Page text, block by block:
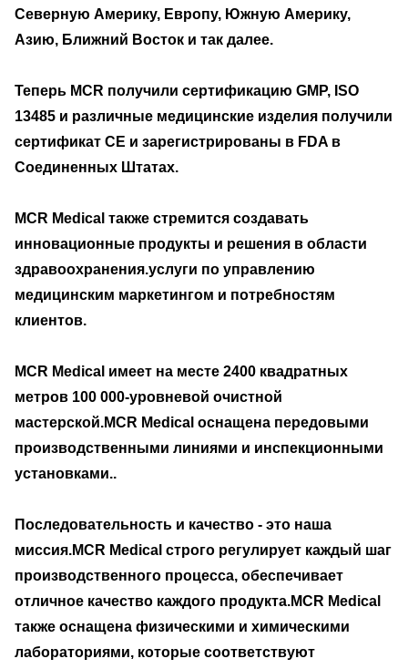
Северную Америку, Европу, Южную Америку,
Азию, Ближний Восток и так далее.
Теперь MCR получили сертификацию GMP, ISO
13485 и различные медицинские изделия получили
сертификат CE и зарегистрированы в FDA в
Соединенных Штатах.
MCR Medical также стремится создавать
инновационные продукты и решения в области
здравоохранения.услуги по управлению
медицинским маркетингом и потребностям
клиентов.
MCR Medical имеет на месте 2400 квадратных
метров 100 000-уровневой очистной
мастерской.MCR Medical оснащена передовыми
производственными линиями и инспекционными
установками..
Последовательность и качество - это наша
миссия.MCR Medical строго регулирует каждый шаг
производственного процесса, обеспечивает
отличное качество каждого продукта.MCR Medical
также оснащена физическими и химическими
лабораториями, которые соответствуют